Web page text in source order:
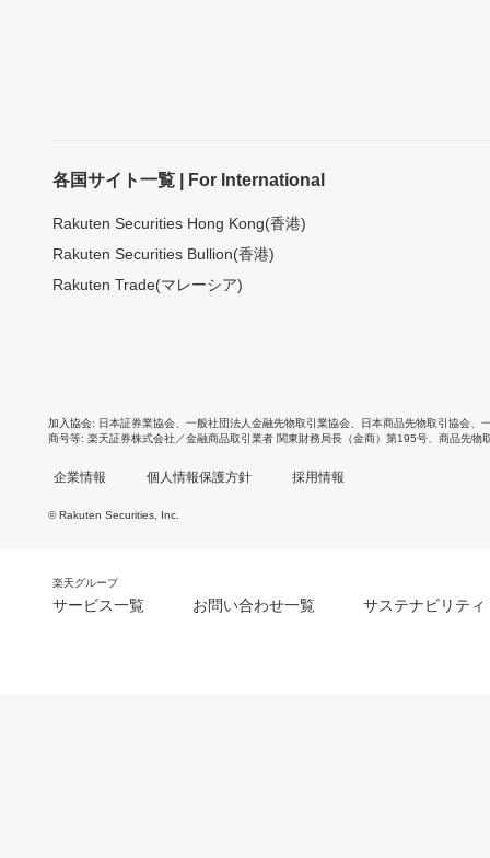
各国サイト一覧 | For International
Rakuten Securities Hong Kong(香港)
Rakuten Securities Bullion(香港)
Rakuten Trade(マレーシア)
加入協会 日本証券業協会 一般社団法人金融先物取引業協会 日本商品先物取引協会
商号等 楽天証券株式会社／金融商品取引業者 関東財務局長（金商）第195号、商品先物
企業情報 個人情報保護方針 採用情報
© Rakuten Securities, Inc.
楽天グループ
サービス一覧 お問い合わせ一覧 サステナビリティ